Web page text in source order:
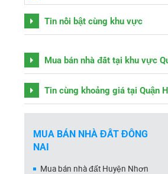
Tin nổi bật cùng khu vực
Mua bán nhà đất tại khu vực
Tin cùng khoảng giá tại Quận
MUA BÁN NHÀ ĐẤT ĐỒNG
NAI
Mua bán nhà đất Huyện Nhơn